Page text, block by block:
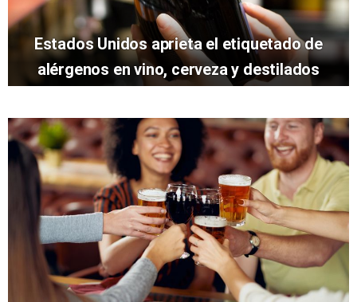
Estados Unidos aprieta el etiquetado de
alérgenos en vino, cerveza y destilados